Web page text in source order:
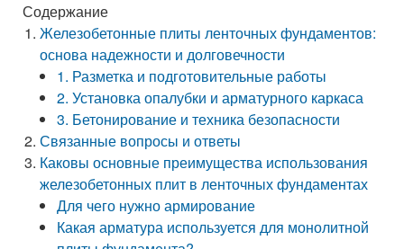
Содержание
Железобетонные плиты ленточных фундаментов:
основа надежности и долговечности
1. Разметка и подготовительные работы
2. Установка опалубки и арматурного каркаса
3. Бетонирование и техника безопасности
Связанные вопросы и ответы
Каковы основные преимущества использования
железобетонных плит в ленточных фундаментах
Для чего нужно армирование
Какая арматура используется для монолитной